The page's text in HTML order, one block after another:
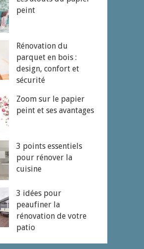
peint
Rénovation du
parquet en bois :
design, confort et
sécurité
Zoom sur le papier
peint et ses avantages
3 points essentiels
pour rénover la
cuisine
3 idées pour
peaufiner la
rénovation de votre
patio